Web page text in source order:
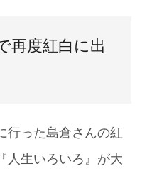
再度紅白に出
行った島倉さんの紅
人生いろいろ』が大